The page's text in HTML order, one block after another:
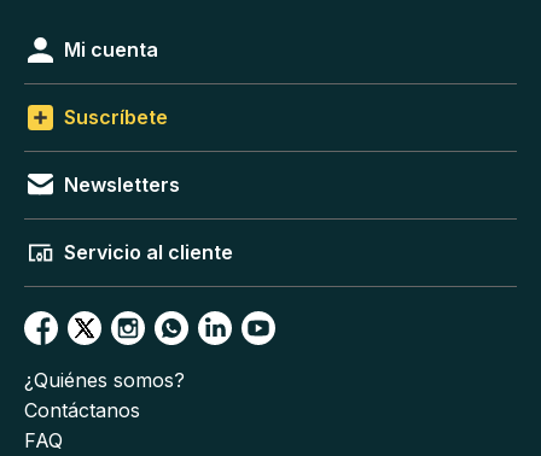
Mi cuenta
Suscríbete
Newsletters
Servicio al cliente
¿Quiénes somos?
Contáctanos
FAQ